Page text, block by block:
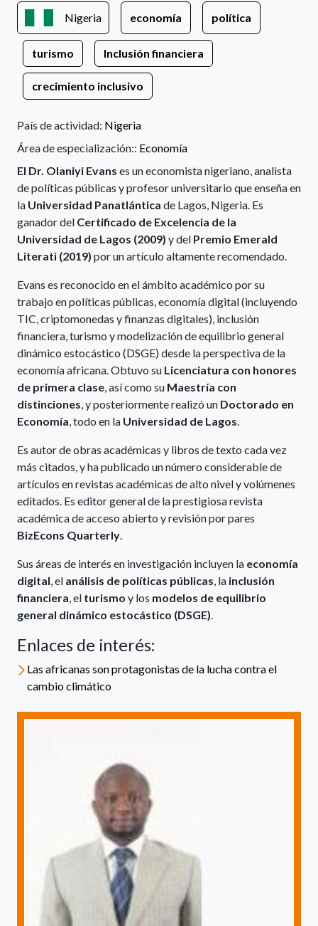
Nigeria economía política
turismo Inclusión financiera
crecimiento inclusivo
País de actividad: Nigeria
Área de especialización:: Economía
El Dr. Olaniyi Evans es un economista nigeriano, analista
de políticas públicas y profesor universitario que enseña en
la Universidad Panatlántica de Lagos, Nigeria. Es
ganador del Certificado de Excelencia de la
Universidad de Lagos (2009) y del Premio Emerald
Literati (2019) por un artículo altamente recomendado.
Evans es reconocido en el ámbito académico por su
trabajo en políticas públicas, economía digital (incluyendo
TIC, criptomonedas y finanzas digitales), inclusión
financiera, turismo y modelización de equilibrio general
dinámico estocástico (DSGE) desde la perspectiva de la
economía africana. Obtuvo su Licenciatura con honores
de primera clase, así como su Maestría con
distinciones, y posteriormente realizó un Doctorado en
Economía, todo en la Universidad de Lagos.
Es autor de obras académicas y libros de texto cada vez
más citados, y ha publicado un número considerable de
artículos en revistas académicas de alto nivel y volúmenes
editados. Es editor general de la prestigiosa revista
académica de acceso abierto y revisión por pares
BizEcons Quarterly.
Sus áreas de interés en investigación incluyen la economía
digital, el análisis de políticas públicas, la inclusión
financiera, el turismo y los modelos de equilibrio
general dinámico estocástico (DSGE).
Enlaces de interés:
Las africanas son protagonistas de la lucha contra el
cambio climático